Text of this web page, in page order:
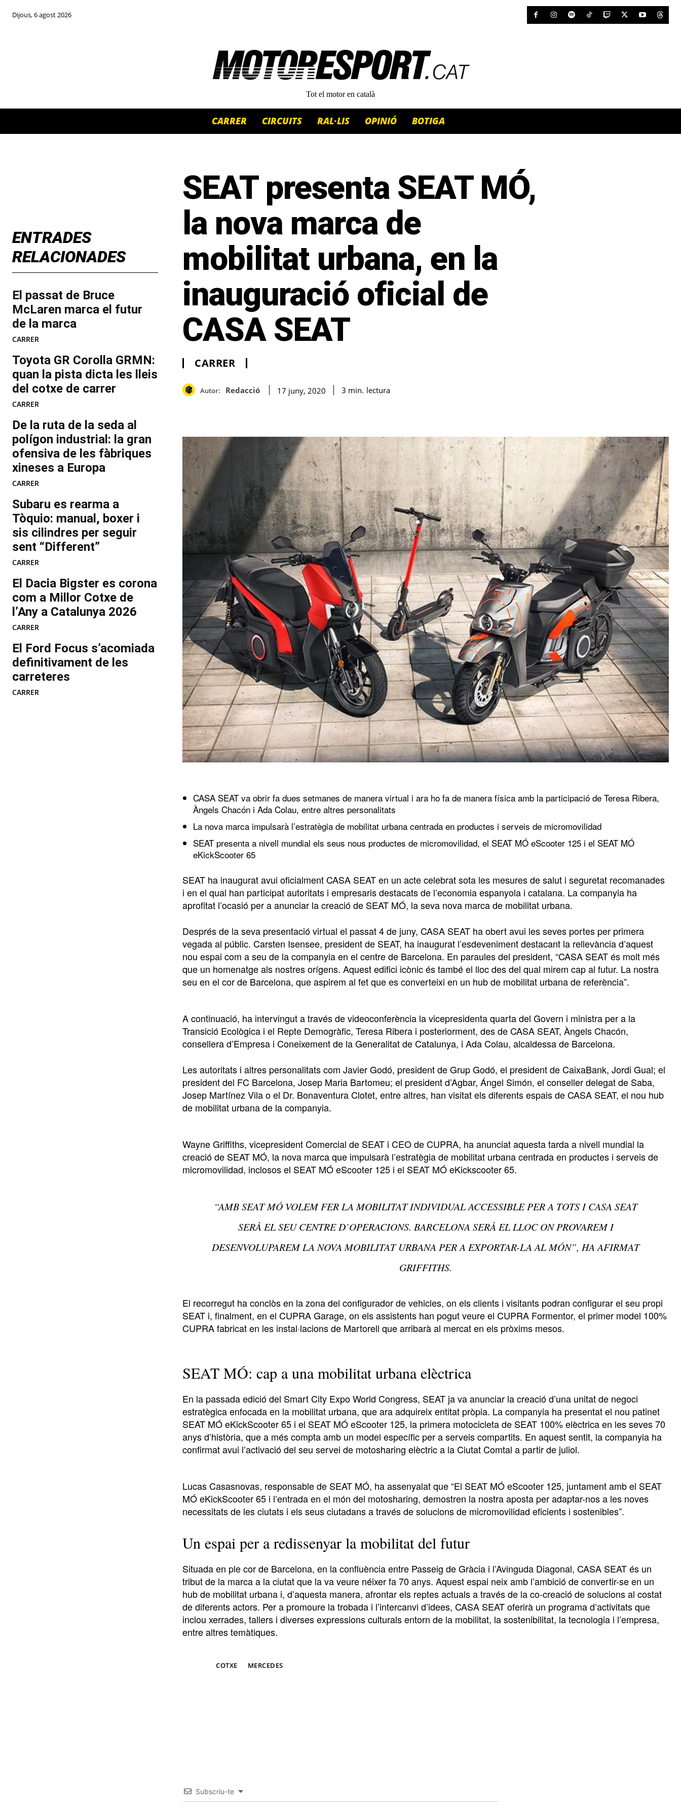
Dijous, 6 agost 2026
Tot el motor en català
CARRER CIRCUITS RAL·LIS OPINIÓ BOTIGA
ENTRADES
RELACIONADES
El passat de Bruce
McLaren marca el futur
de la marca
CARRER
Toyota GR Corolla GRMN:
quan la pista dicta les lleis
del cotxe de carrer
CARRER
De la ruta de la seda al
polígon industrial: la gran
ofensiva de les fàbriques
xineses a Europa
CARRER
Subaru es rearma a
Tòquio: manual, boxer i
sis cilindres per seguir
sent “Different”
CARRER
El Dacia Bigster es corona
com a Millor Cotxe de
l’Any a Catalunya 2026
CARRER
El Ford Focus s’acomiada
definitivament de les
carreteres
CARRER
SEAT presenta SEAT MÓ,
la nova marca de
mobilitat urbana, en la
inauguració oficial de
CASA SEAT
CARRER
Autor: Redacció 17 juny, 2020 3 min. lectura
CASA SEAT va obrir fa dues setmanes de manera virtual i ara ho fa de manera física amb la participació de Teresa Ribera,
Àngels Chacón i Ada Colau, entre altres personalitats
La nova marca impulsarà l’estratègia de mobilitat urbana centrada en productes i serveis de micromovilidad
SEAT presenta a nivell mundial els seus nous productes de micromovilidad, el SEAT MÓ eScooter 125 i el SEAT MÓ
eKickScooter 65
SEAT ha inaugurat avui oficialment CASA SEAT en un acte celebrat sota les mesures de salut i seguretat recomanades
i en el qual han participat autoritats i empresaris destacats de l’economia espanyola i catalana. La companyia ha
aprofitat l’ocasió per a anunciar la creació de SEAT MÓ, la seva nova marca de mobilitat urbana.
Després de la seva presentació virtual el passat 4 de juny, CASA SEAT ha obert avui les seves portes per primera
vegada al públic. Carsten Isensee, president de SEAT, ha inaugurat l’esdeveniment destacant la rellevància d’aquest
nou espai com a seu de la companyia en el centre de Barcelona. En paraules del president, “CASA SEAT és molt més
que un homenatge als nostres orígens. Aquest edifici icònic és també el lloc des del qual mirem cap al futur. La nostra
seu en el cor de Barcelona, que aspirem al fet que es converteixi en un hub de mobilitat urbana de referència”.
A continuació, ha intervingut a través de videoconferència la vicepresidenta quarta del Govern i ministra per a la
Transició Ecològica i el Repte Demogràfic, Teresa Ribera i posteriorment, des de CASA SEAT, Àngels Chacón,
consellera d’Empresa i Coneixement de la Generalitat de Catalunya, i Ada Colau, alcaldessa de Barcelona.
Les autoritats i altres personalitats com Javier Godó, president de Grup Godó, el president de CaixaBank, Jordi Gual; el
president del FC Barcelona, Josep Maria Bartomeu; el president d’Agbar, Ángel Simón, el conseller delegat de Saba,
Josep Martínez Vila o el Dr. Bonaventura Clotet, entre altres, han visitat els diferents espais de CASA SEAT, el nou hub
de mobilitat urbana de la companyia.
Wayne Griffiths, vicepresident Comercial de SEAT i CEO de CUPRA, ha anunciat aquesta tarda a nivell mundial la
creació de SEAT MÓ, la nova marca que impulsarà l’estratègia de mobilitat urbana centrada en productes i serveis de
micromovilidad, inclosos el SEAT MÓ eScooter 125 i el SEAT MÓ eKickscooter 65.
“AMB SEAT MÓ VOLEM FER LA MOBILITAT INDIVIDUAL ACCESSIBLE PER A TOTS I CASA SEAT
SERÀ EL SEU CENTRE D’OPERACIONS. BARCELONA SERÀ EL LLOC ON PROVAREM I
DESENVOLUPAREM LA NOVA MOBILITAT URBANA PER A EXPORTAR-LA AL MÓN”, HA AFIRMAT
GRIFFITHS.
El recorregut ha conclòs en la zona del configurador de vehicles, on els clients i visitants podran configurar el seu propi
SEAT i, finalment, en el CUPRA Garage, on els assistents han pogut veure el CUPRA Formentor, el primer model 100%
CUPRA fabricat en les instal·lacions de Martorell que arribarà al mercat en els pròxims mesos.
SEAT MÓ: cap a una mobilitat urbana elèctrica
En la passada edició del Smart City Expo World Congress, SEAT ja va anunciar la creació d’una unitat de negoci
estratègica enfocada en la mobilitat urbana, que ara adquireix entitat pròpia. La companyia ha presentat el nou patinet
SEAT MÓ eKickScooter 65 i el SEAT MÓ eScooter 125, la primera motocicleta de SEAT 100% elèctrica en les seves 70
anys d’història, que a més compta amb un model específic per a serveis compartits. En aquest sentit, la companyia ha
confirmat avui l’activació del seu servei de motosharing elèctric a la Ciutat Comtal a partir de juliol.
Lucas Casasnovas, responsable de SEAT MÓ, ha assenyalat que “El SEAT MÓ eScooter 125, juntament amb el SEAT
MÓ eKickScooter 65 i l’entrada en el món del motosharing, demostren la nostra aposta per adaptar-nos a les noves
necessitats de les ciutats i els seus ciutadans a través de solucions de micromovilidad eficients i sostenibles”.
Un espai per a redissenyar la mobilitat del futur
Situada en ple cor de Barcelona, en la confluència entre Passeig de Gràcia i l’Avinguda Diagonal, CASA SEAT és un
tribut de la marca a la ciutat que la va veure néixer fa 70 anys. Aquest espai neix amb l’ambició de convertir-se en un
hub de mobilitat urbana i, d’aquesta manera, afrontar els reptes actuals a través de la co-creació de solucions al costat
de diferents actors. Per a promoure la trobada i l’intercanvi d’idees, CASA SEAT oferirà un programa d’activitats que
inclou xerrades, tallers i diverses expressions culturals entorn de la mobilitat, la sostenibilitat, la tecnologia i l’empresa,
entre altres temàtiques.
COTXE MERCEDES
Subscriu-te